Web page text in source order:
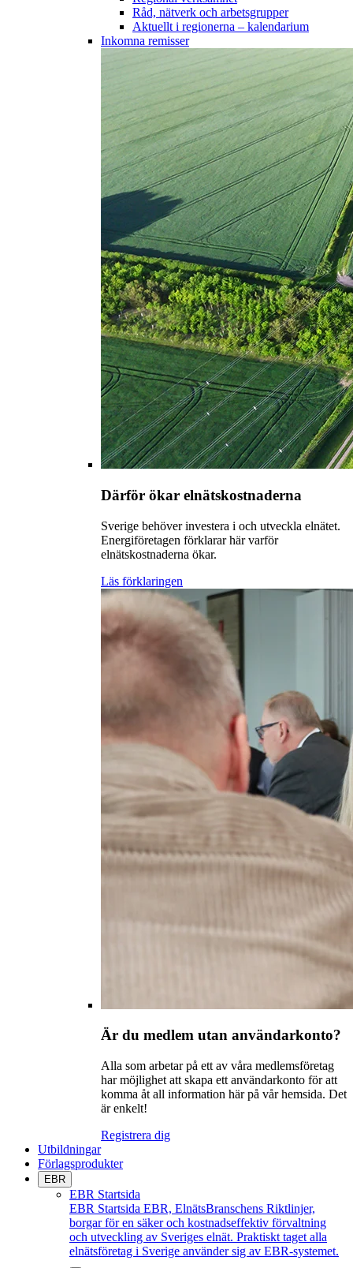
Råd, nätverk och arbetsgrupper
Aktuellt i regionerna – kalendarium
Inkomna remisser
Därför ökar elnätskostnaderna
Sverige behöver investera i och utveckla elnätet.
Energiföretagen förklarar här varför
elnätskostnaderna ökar.
Läs förklaringen
Är du medlem utan användarkonto?
Alla som arbetar på ett av våra medlemsföretag
har möjlighet att skapa ett användarkonto för att
komma åt all information här på vår hemsida. Det
är enkelt!
Registrera dig
Utbildningar
Förlagsprodukter
EBR
EBR Startsida
EBR Startsida EBR, ElnätsBranschens Riktlinjer,
borgar för en säker och kostnadseffektiv förvaltning
och utveckling av Sveriges elnät. Praktiskt taget alla
elnätsföretag i Sverige använder sig av EBR-systemet.